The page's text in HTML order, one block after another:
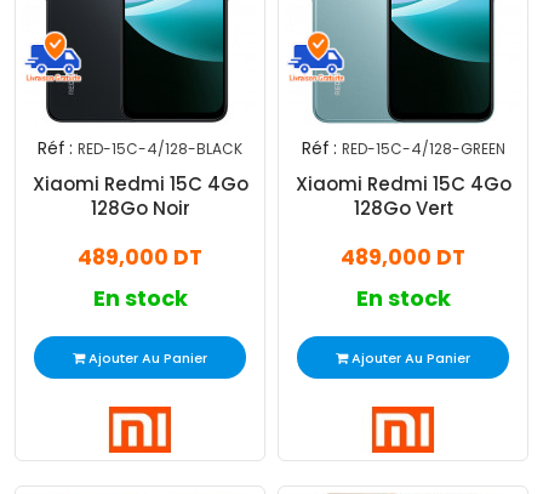
Réf : RED-15C-4/128-BLACK
Xiaomi Redmi 15C 4Go
128Go Noir
489,000 DT
En stock
Ajouter Au Panier
Réf : RED-15C-4/128-GREEN
Xiaomi Redmi 15C 4Go
128Go Vert
489,000 DT
En stock
Ajouter Au Panier